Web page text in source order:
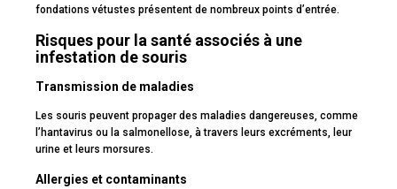
fondations vétustes présentent de nombreux points d’entrée.
Risques pour la santé associés à une
infestation de souris
Transmission de maladies
Les souris peuvent propager des maladies dangereuses, comme
l’hantavirus ou la salmonellose, à travers leurs excréments, leur
urine et leurs morsures.
Allergies et contaminants